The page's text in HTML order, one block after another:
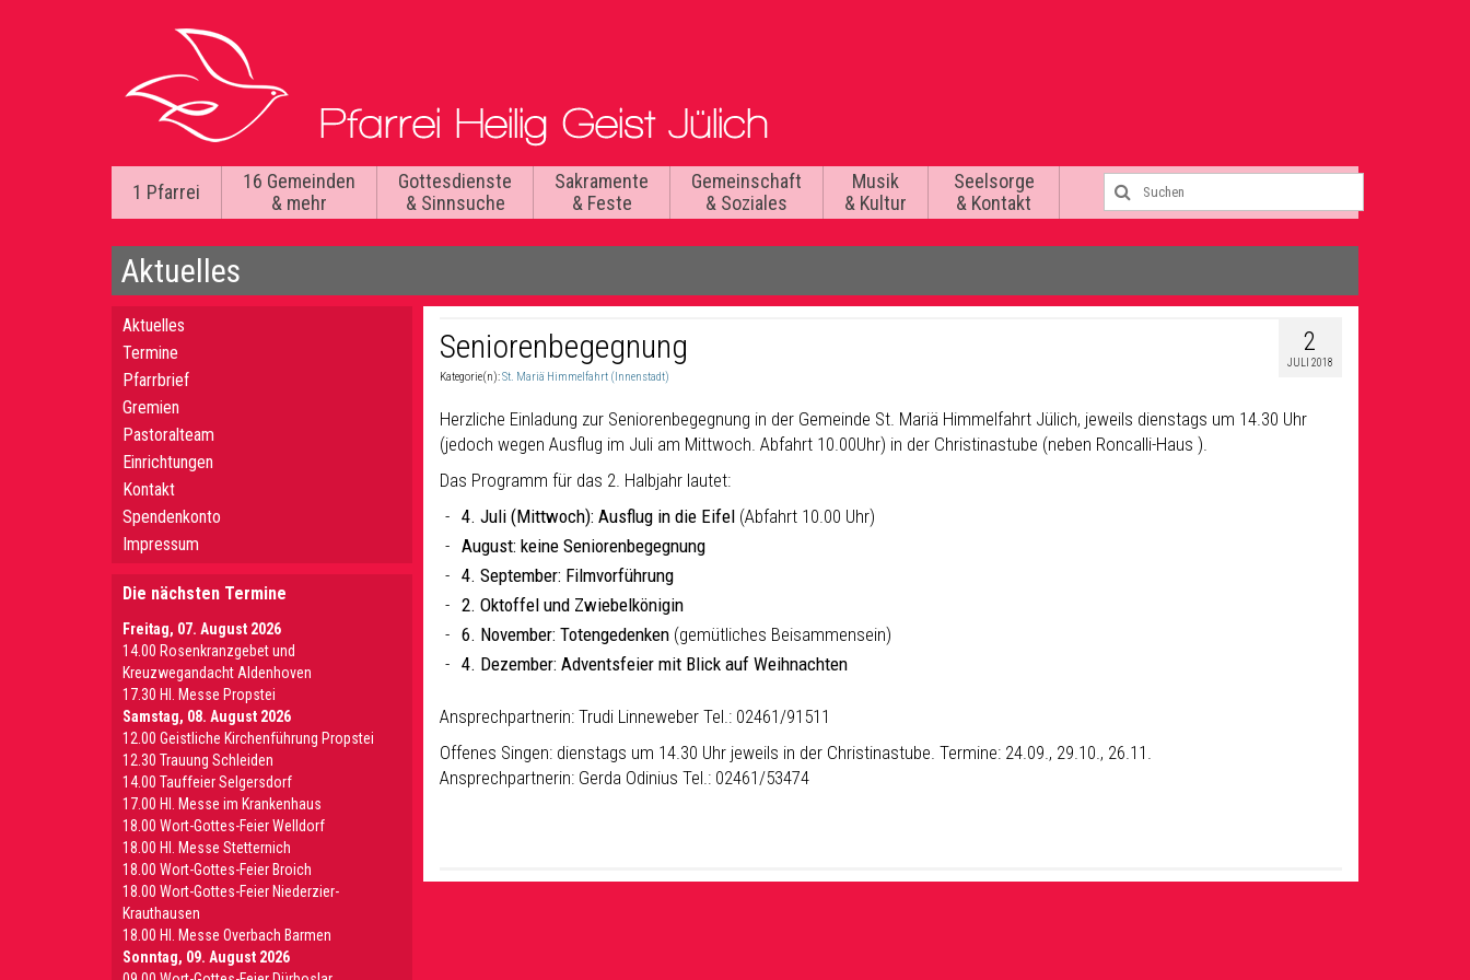
1 Pfarrei
16 Gemeinden
& mehr
Gottesdienste
& Sinnsuche
Sakramente
& Feste
Gemeinschaft
& Soziales
Musik
& Kultur
Seelsorge
& Kontakt
Aktuelles
2
JULI 2018
Seniorenbegegnung
Kategorie(n):St. Mariä Himmelfahrt (Innenstadt)
Herzliche Einladung zur Seniorenbegegnung in der Gemeinde St. Mariä Himmelfahrt Jülich, jeweils dienstags um 14.30 Uhr
(jedoch wegen Ausflug im Juli am Mittwoch. Abfahrt 10.00Uhr) in der Christinastube (neben Roncalli-Haus ).
Das Programm für das 2. Halbjahr lautet:
4. Juli (Mittwoch): Ausflug in die Eifel (Abfahrt 10.00 Uhr)
August: keine Seniorenbegegnung
4. September: Filmvorführung
2. Oktoffel und Zwiebelkönigin
6. November: Totengedenken (gemütliches Beisammensein)
4. Dezember: Adventsfeier mit Blick auf Weihnachten
Ansprechpartnerin: Trudi Linneweber Tel.: 02461/91511
Offenes Singen: dienstags um 14.30 Uhr jeweils in der Christinastube. Termine: 24.09., 29.10., 26.11.
Ansprechpartnerin: Gerda Odinius Tel.: 02461/53474
Aktuelles
Termine
Pfarrbrief
Gremien
Pastoralteam
Einrichtungen
Kontakt
Spendenkonto
Impressum
Die nächsten Termine
Freitag, 07. August 2026
14.00 Rosenkranzgebet und
Kreuzwegandacht Aldenhoven
17.30 Hl. Messe Propstei
Samstag, 08. August 2026
12.00 Geistliche Kirchenführung Propstei
12.30 Trauung Schleiden
14.00 Tauffeier Selgersdorf
17.00 Hl. Messe im Krankenhaus
18.00 Wort-Gottes-Feier Welldorf
18.00 Hl. Messe Stetternich
18.00 Wort-Gottes-Feier Broich
18.00 Wort-Gottes-Feier Niederzier-
Krauthausen
18.00 Hl. Messe Overbach Barmen
Sonntag, 09. August 2026